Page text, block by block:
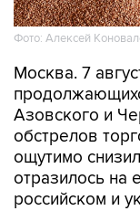
Фото: Алексей
Москва. 7
Азовского и
обстрелов
ощутимо
отразилось на
российском и